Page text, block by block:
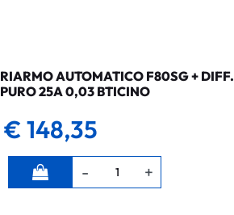
RIARMO AUTOMATICO F80SG + DIFF.
PURO 25A 0,03 BTICINO
€ 148,35
Quantità